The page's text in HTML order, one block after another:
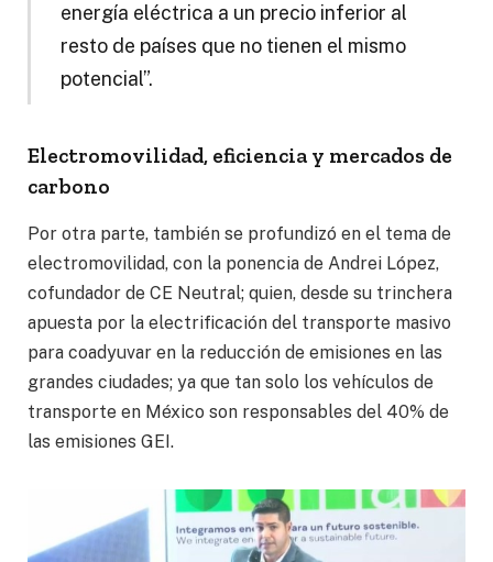
energía eléctrica a un precio inferior al
resto de países que no tienen el mismo
potencial”.
Electromovilidad, eficiencia y mercados de
carbono
Por otra parte, también se profundizó en el tema de
electromovilidad, con la ponencia de Andrei López,
cofundador de CE Neutral; quien, desde su trinchera
apuesta por la electrificación del transporte masivo
para coadyuvar en la reducción de emisiones en las
grandes ciudades; ya que tan solo los vehículos de
transporte en México son responsables del 40% de
las emisiones GEI.